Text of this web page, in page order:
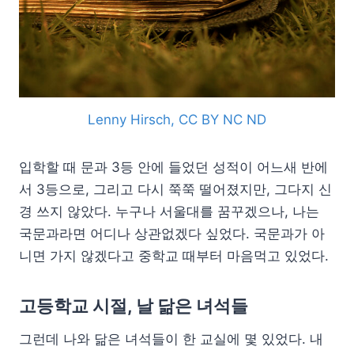
Lenny Hirsch, CC BY NC ND
입학할 때 문과 3등 안에 들었던 성적이 어느새 반에
서 3등으로, 그리고 다시 쭉쭉 떨어졌지만, 그다지 신
경 쓰지 않았다. 누구나 서울대를 꿈꾸겠으나, 나는
국문과라면 어디나 상관없겠다 싶었다. 국문과가 아
니면 가지 않겠다고 중학교 때부터 마음먹고 있었다.
고등학교 시절, 날 닮은 녀석들
그런데 나와 닮은 녀석들이 한 교실에 몇 있었다. 내